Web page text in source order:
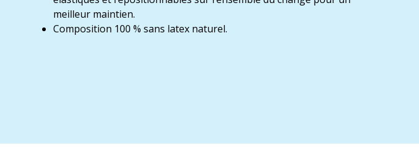
meilleur maintien.
Composition 100 % sans latex naturel.